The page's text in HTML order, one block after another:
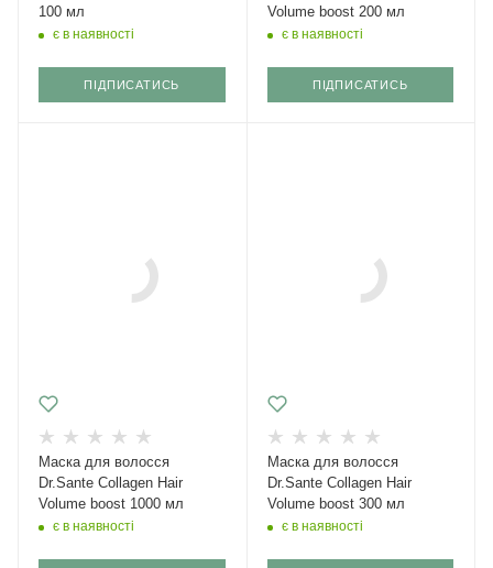
100 мл
є в наявності
ПІДПИСАТИСЬ
Volume boost 200 мл
є в наявності
ПІДПИСАТИСЬ
Маска для волосся
Dr.Sante Collagen Hair
Volume boost 1000 мл
є в наявності
Маска для волосся
Dr.Sante Collagen Hair
Volume boost 300 мл
є в наявності